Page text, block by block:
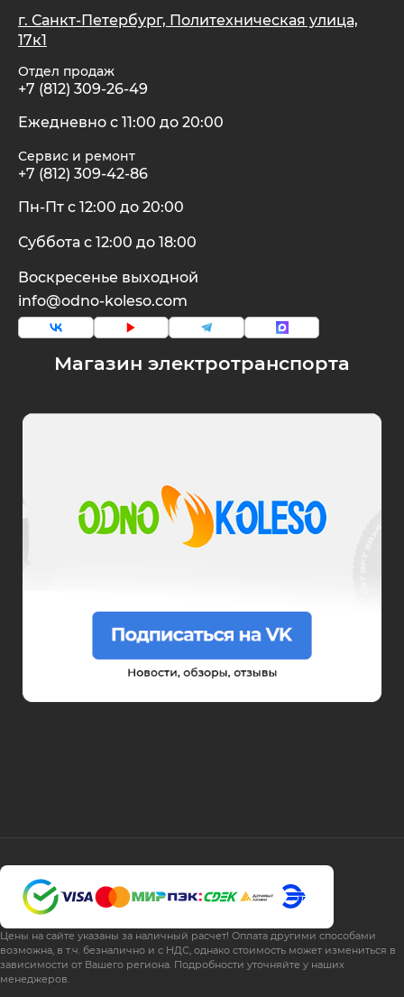
Магазин электротранспорта
г. Санкт-Петербург, Политехническая улица,
17к1
Отдел продаж
+7 (812) 309-26-49
Ежедневно с 11:00 до 20:00
Сервис и ремонт
+7 (812) 309-42-86
Пн-Пт с 12:00 до 20:00
Суббота с 12:00 до 18:00
Воскресенье выходной
info@odno-koleso.com
Цены на сайте указаны за наличный расчет! Оплата другими способами
возможна, в т.ч. безналично и с НДС, однако стоимость может измениться в
зависимости от Вашего региона. Подробности уточняйте у наших
менеджеров.